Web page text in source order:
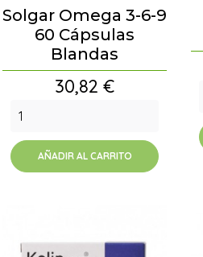
Solgar Omega 3-6-9
60 Cápsulas
Blandas
Precio
30,82 €
AÑADIR AL CARRITO